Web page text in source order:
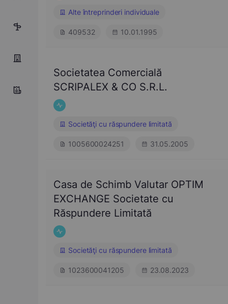
Alte întreprinderi individuale
409532 10.01.1995
Societatea Comercială
SCRIPALEX & CO S.R.L.
Societăţi cu răspundere limitată
1005600024251 31.05.2005
Casa de Schimb Valutar OPTIM
EXCHANGE Societate cu
Răspundere Limitată
Societăţi cu răspundere limitată
1023600041205 23.08.2023